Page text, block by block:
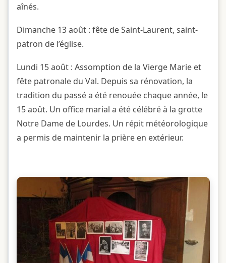
aînés.
Dimanche 13 août : fête de Saint-Laurent, saint-
patron de l’église.
Lundi 15 août : Assomption de la Vierge Marie et
fête patronale du Val. Depuis sa rénovation, la
tradition du passé a été renouée chaque année, le
15 août. Un office marial a été célébré à la grotte
Notre Dame de Lourdes. Un répit météorologique
a permis de maintenir la prière en extérieur.